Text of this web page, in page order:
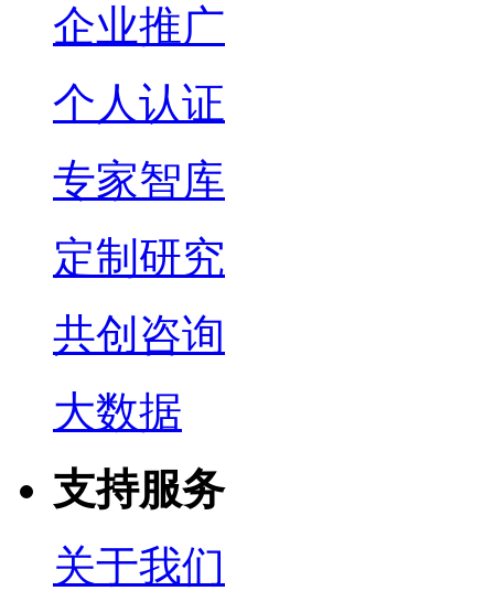
企业推广
个人认证
专家智库
定制研究
共创咨询
大数据
支持服务
关于我们